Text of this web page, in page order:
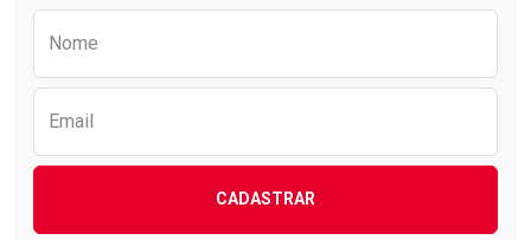
Nome
Email
CADASTRAR